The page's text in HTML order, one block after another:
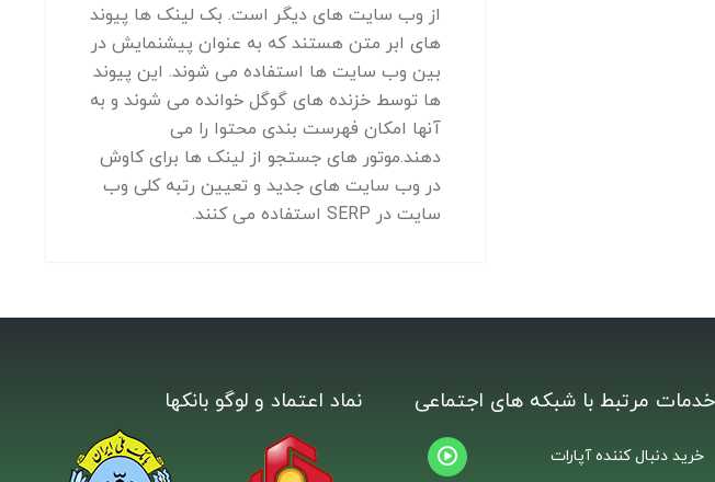
از وب سایت های دیگر است. بک لینک ها پیوند
های ابر متن هستند که به عنوان پیشنمایش در
بین وب سایت ها استفاده می شوند. این پیوند
ها توسط خزنده های گوگل خوانده می شوند و به
آنها امکان فهرست بندی محتوا را می
دهند.موتور های جستجو از لینک ها برای کاوش
در وب سایت های جدید و تعیین رتبه کلی وب
سایت در SERP استفاده می کنند.
خدمات مرتبط با شبکه های اجتماعی
خرید دنبال کننده آپارات
نماد اعتماد و لوگو بانکها